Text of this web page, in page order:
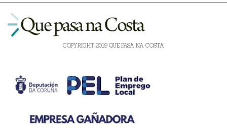
COPYRIGHT 2019 QUE PASA NA COSTA